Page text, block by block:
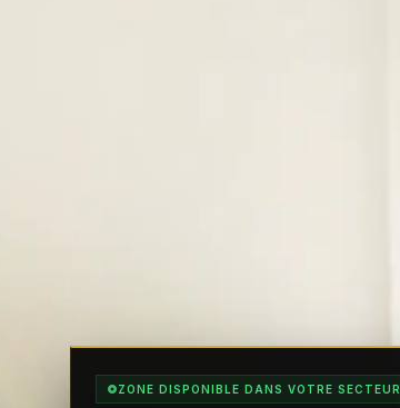
ZONE DISPONIBLE DANS VOTRE SECTEUR